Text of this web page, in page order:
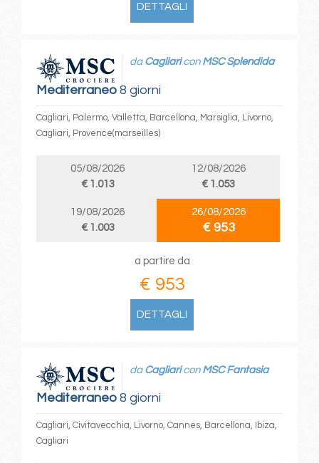
DETTAGLI
Mediterraneo8 giorni
da Cagliaricon MSC Splendida
Cagliari, Palermo, Valletta, Barcellona, Marsiglia, Livorno,
Cagliari, Provence(marseilles)
05/08/2026
€ 1.013
12/08/2026
€ 1.053
19/08/2026
€ 1.003
26/08/2026
€ 953
a partire da
€ 953
DETTAGLI
Mediterraneo8 giorni
da Cagliaricon MSC Fantasia
Cagliari, Civitavecchia, Livorno, Cannes, Barcellona, Ibiza,
Cagliari